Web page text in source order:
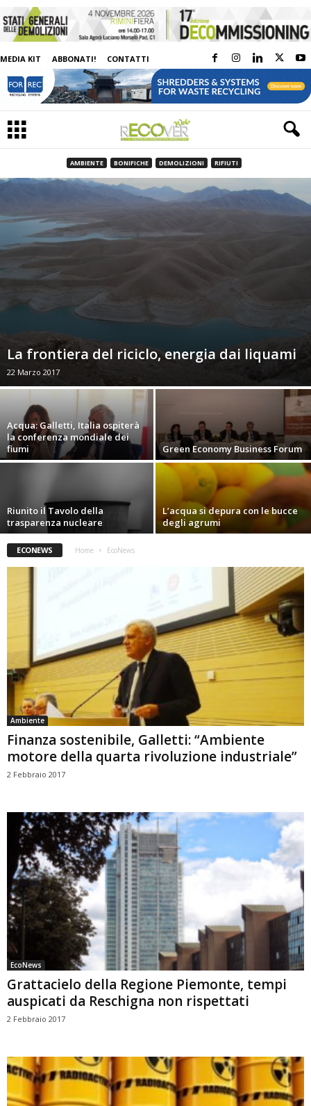
MEDIA KIT ABBONATI! CONTATTI
AMBIENTE BONIFICHE DEMOLIZIONI RIFIUTI
La frontiera del riciclo, energia dai liquami
22 Marzo 2017
Acqua: Galletti, Italia ospiterà
la conferenza mondiale dei
fiumi
Green Economy Business Forum
Riunito il Tavolo della
trasparenza nucleare
L’acqua si depura con le bucce
degli agrumi
ECONEWS Home EcoNews
Ambiente
Finanza sostenibile, Galletti: “Ambiente
motore della quarta rivoluzione industriale”
2 Febbraio 2017
EcoNews
Grattacielo della Regione Piemonte, tempi
auspicati da Reschigna non rispettati
2 Febbraio 2017